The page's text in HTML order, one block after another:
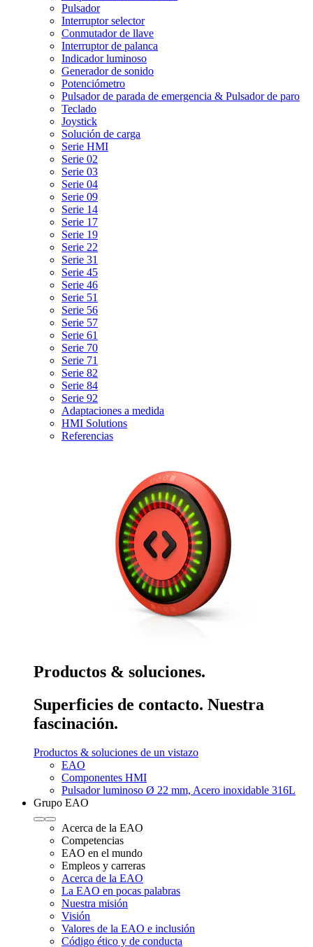
Pulsador
Interruptor selector
Conmutador de llave
Interruptor de palanca
Indicador luminoso
Generador de sonido
Potenciómetro
Pulsador de parada de emergencia & Pulsador de paro
Teclado
Joystick
Solución de carga
Serie HMI
Serie 02
Serie 03
Serie 04
Serie 09
Serie 14
Serie 17
Serie 19
Serie 22
Serie 31
Serie 45
Serie 46
Serie 51
Serie 56
Serie 57
Serie 61
Serie 70
Serie 71
Serie 82
Serie 84
Serie 92
Adaptaciones a medida
HMI Solutions
Referencias
Productos & soluciones.
Superficies de contacto. Nuestra
fascinación.
Productos & soluciones de un vistazo
EAO
Componentes HMI
Pulsador luminoso Ø 22 mm, Acero inoxidable 316L
Grupo EAO
Acerca de la EAO
Competencias
EAO en el mundo
Empleos y carreras
Acerca de la EAO
La EAO en pocas palabras
Nuestra misión
Visión
Valores de la EAO e inclusión
Código ético y de conducta